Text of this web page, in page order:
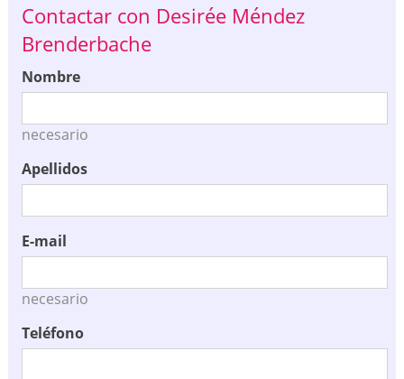
Contactar con Desirée Méndez
Brenderbache
Nombre
necesario
Apellidos
E-mail
necesario
Teléfono